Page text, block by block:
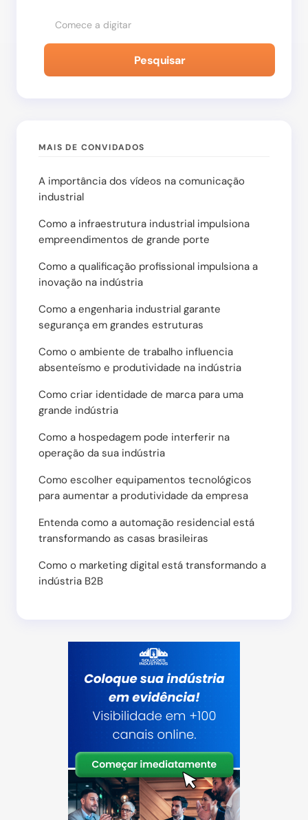
Pesquisar
MAIS DE CONVIDADOS
A importância dos vídeos na comunicação
industrial
Como a infraestrutura industrial impulsiona
empreendimentos de grande porte
Como a qualificação profissional impulsiona a
inovação na indústria
Como a engenharia industrial garante
segurança em grandes estruturas
Como o ambiente de trabalho influencia
absenteísmo e produtividade na indústria
Como criar identidade de marca para uma
grande indústria
Como a hospedagem pode interferir na
operação da sua indústria
Como escolher equipamentos tecnológicos
para aumentar a produtividade da empresa
Entenda como a automação residencial está
transformando as casas brasileiras
Como o marketing digital está transformando a
indústria B2B